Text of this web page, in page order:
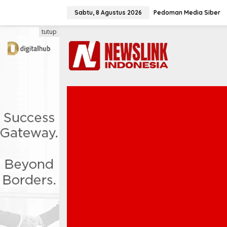
Sabtu, 8 Agustus 2026 Pedoman Media Siber
tutup